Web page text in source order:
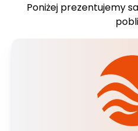
Poniżej prezentujemy